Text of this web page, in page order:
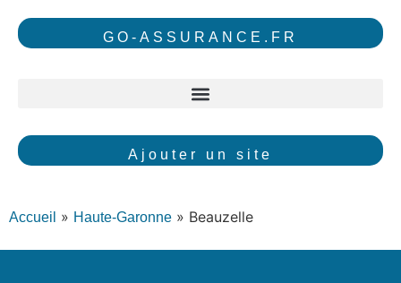
GO-ASSURANCE.FR
Ajouter un site
Accueil » Haute-Garonne » Beauzelle